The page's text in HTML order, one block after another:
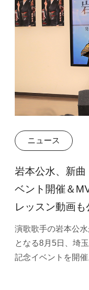
ニュース
岩本公水、新曲
ベント開催＆
レッスン動画も
演歌歌手の岩本公
となる8月5日、埼
記念イベントを開